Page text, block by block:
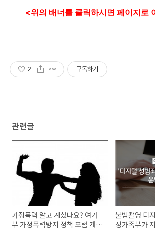
<위의 배너를 클릭하시면 페이지로
2 구독하기
관련글
가정폭력 알고 계셨나요? 여가
부 가정폭력방지 정책 포럼 개
불법촬영 디
성가족부가